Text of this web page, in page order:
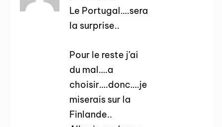
Le Portugal….sera
la surprise..
Pour le reste j’ai
du mal….a
choisir….donc….je
miserais sur la
Finlande..